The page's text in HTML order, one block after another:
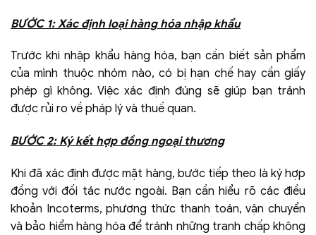
BƯỚC 1: Xác định loại hàng hóa nhập khẩu
Trước khi nhập khẩu hàng hóa, bạn cần biết sản phẩm
của mình thuộc nhóm nào, có bị hạn chế hay cần giấy
phép gì không. Việc xác định đúng sẽ giúp bạn tránh
được rủi ro về pháp lý và thuế quan.
BƯỚC 2: Ký kết hợp đồng ngoại thương
Khi đã xác định được mặt hàng, bước tiếp theo là ký hợp
đồng với đối tác nước ngoài. Bạn cần hiểu rõ các điều
khoản Incoterms, phương thức thanh toán, vận chuyển
và bảo hiểm hàng hóa để tránh những tranh chấp không